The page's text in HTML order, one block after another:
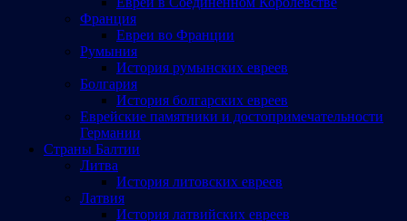
Франция
Евреи во Франции
Румыния
История румынских евреев
Болгария
История болгарских евреев
Еврейские памятники и достопримечательности
Германии
Страны Балтии
Литва
История литовских евреев
Латвия
История латвийских евреев